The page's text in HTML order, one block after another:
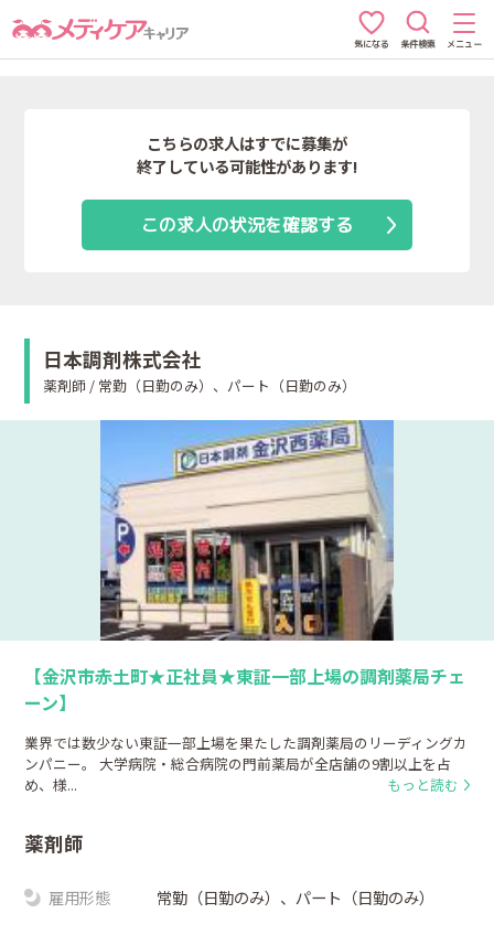
気になる 条件検索 メニュー
こちらの求人はすでに募集が
終了している可能性があります!
この求人の状況を確認する
日本調剤株式会社
薬剤師 / 常勤（日勤のみ）、パート（日勤のみ）
【金沢市赤土町★正社員★東証一部上場の調剤薬局チェ
ーン】
業界では数少ない東証一部上場を果たした調剤薬局のリーディングカ
ンパニー。 大学病院・総合病院の門前薬局が全店舗の9割以上を占
め、様...
もっと読む
薬剤師
雇用形態 常勤（日勤のみ）、パート（日勤のみ）